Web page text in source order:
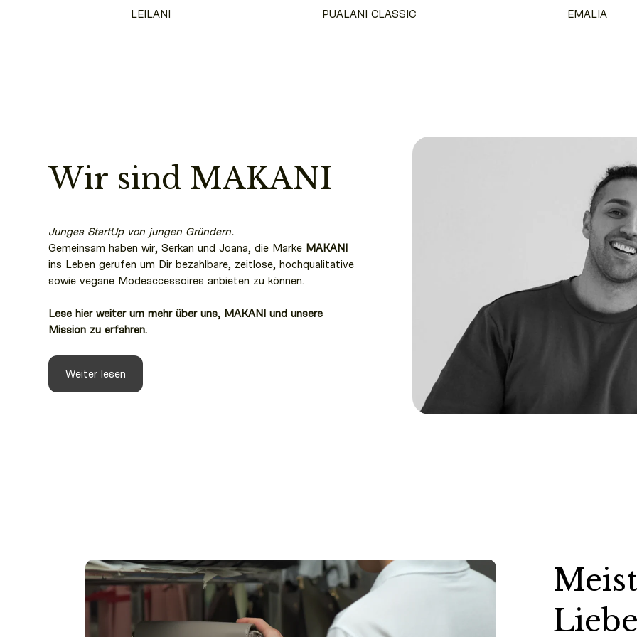
LEILANI PUALANI CLASSIC EMALIA
Wir sind MAKANI
Junges StartUp von jungen Gründern.
Gemeinsam haben wir, Serkan und Joana, die Marke MAKANI
ins Leben gerufen um Dir bezahlbare, zeitlose, hochqualitative
sowie vegane Modeaccessoires anbieten zu können.
Lese hier weiter um mehr über uns, MAKANI und unsere
Mission zu erfahren.
Weiter lesen